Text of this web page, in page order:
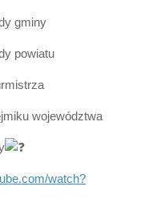
gminy
powiatu
województwa
watch?